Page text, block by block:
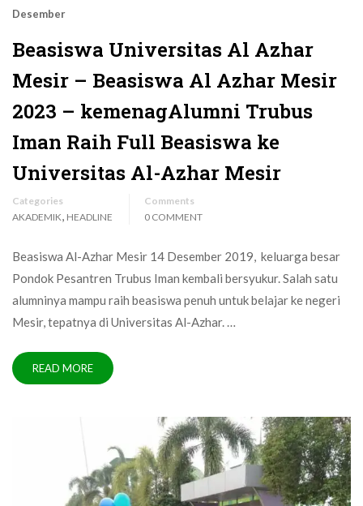
Desember
Beasiswa Universitas Al Azhar
Mesir – Beasiswa Al Azhar Mesir
2023 – kemenagAlumni Trubus
Iman Raih Full Beasiswa ke
Universitas Al-Azhar Mesir
Categories
AKADEMIK, HEADLINE
Comments
0 COMMENT
Beasiswa Al-Azhar Mesir 14 Desember 2019, keluarga besar
Pondok Pesantren Trubus Iman kembali bersyukur. Salah satu
alumninya mampu raih beasiswa penuh untuk belajar ke negeri
Mesir, tepatnya di Universitas Al-Azhar. …
READ MORE